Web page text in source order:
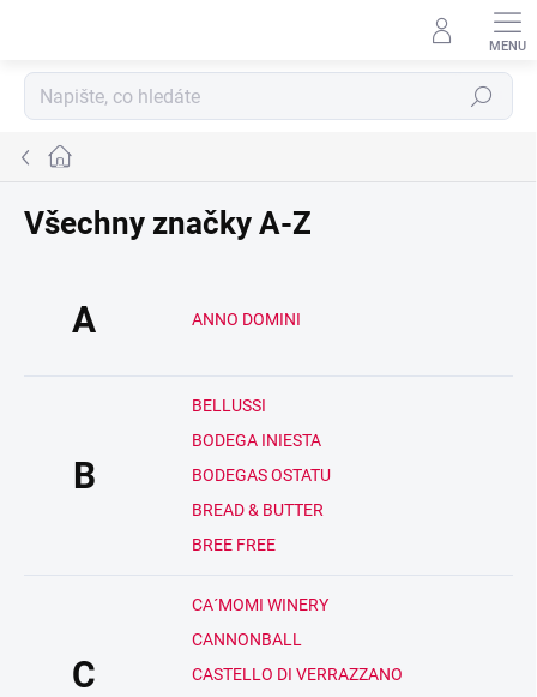
Hledat
Domů
Všechny značky A-Z
A ANNO DOMINI
B
BELLUSSI
BODEGA INIESTA
BODEGAS OSTATU
BREAD & BUTTER
BREE FREE
C
CA´MOMI WINERY
CANNONBALL
CASTELLO DI VERRAZZANO